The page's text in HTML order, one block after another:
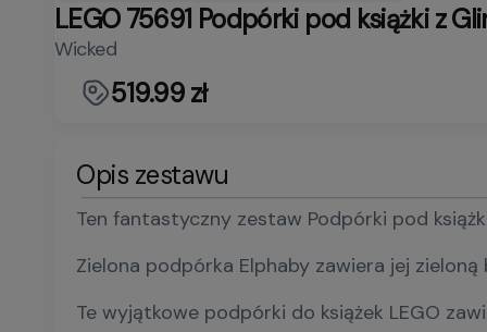
LEGO 75691 Podpórki pod książki z
Wicked
519.99 zł
Opis zestawu
Ten fantastyczny zestaw Podpórki pod
Zielona podpórka Elphaby zawiera jej
Te wyjątkowe podpórki do książek LEGO